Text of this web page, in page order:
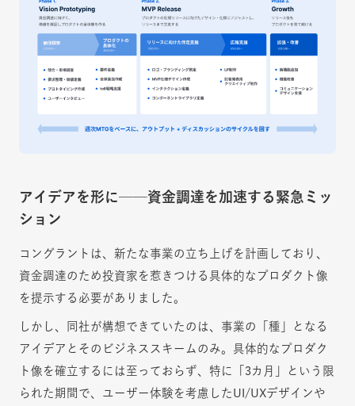
アイデアを形に──資金調達を加速する緊急ミッ
ション
コングラントは、新たな事業の立ち上げを計画しており、
資金調達のため投資家を惹きつける具体的なプロダクト像
を提示する必要がありました。
しかし、同社が構想できていたのは、事業の「種」となる
アイデアとそのビジネススキームのみ。具体的なプロダク
ト像を確立するには至っておらず、特に「3カ月」という限
られた期間で、ユーザー体験を考慮したUI/UXデザインや